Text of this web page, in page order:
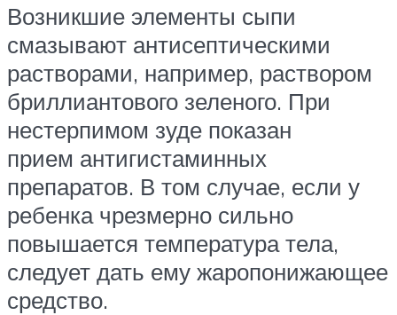
Возникшие элементы сыпи
смазывают антисептическими
растворами, например, раствором
бриллиантового зеленого. При
нестерпимом зуде показан
прием антигистаминных
препаратов. В том случае, если у
ребенка чрезмерно сильно
повышается температура тела,
следует дать ему жаропонижающее
средство.